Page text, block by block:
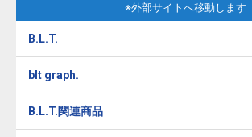
※外部サイトへ移動します
B.L.T.
blt graph.
B.L.T.関連商品